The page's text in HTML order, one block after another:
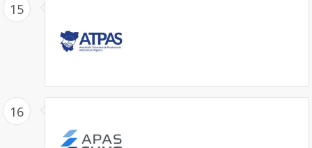
15
16